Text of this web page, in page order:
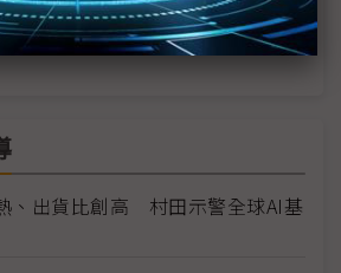
過蘋果無折痕考驗——三星顯示
、出貨比創高 村田示警全球AI基